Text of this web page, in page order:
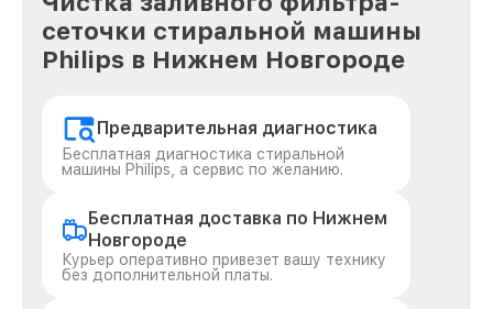
сеточки стиральной машины
Philips в Нижнем Новгороде
Предварительная диагностика
Бесплатная диагностика стиральной
машины Philips, а сервис по желанию.
Бесплатная доставка по Нижнем
Новгороде
Курьер оперативно привезет вашу технику
без дополнительной платы.